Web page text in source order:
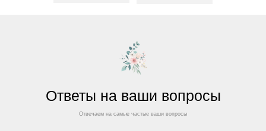
Ответы на ваши вопросы
Отвечаем на самые частые ваши вопросы